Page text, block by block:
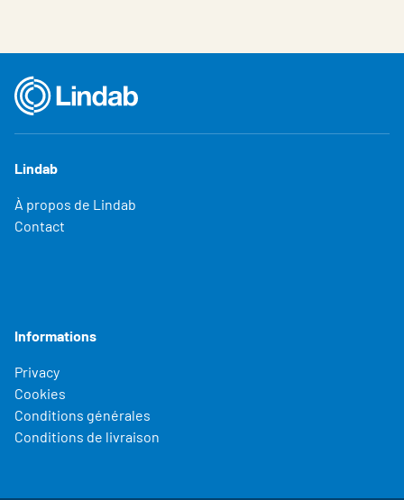
Lindab
À propos de Lindab
Contact
Informations
Privacy
Cookies
Conditions générales
Conditions de livraison